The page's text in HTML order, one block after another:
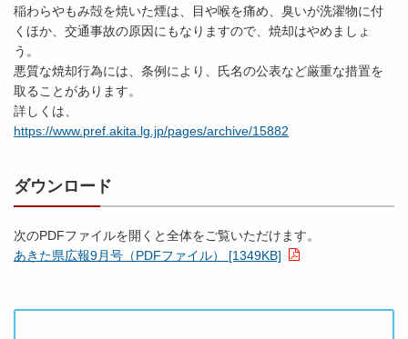
稲わらやもみ殻を焼いた煙は、目や喉を痛め、臭いが洗濯物に付
くほか、交通事故の原因にもなりますので、焼却はやめましょ
う。
悪質な焼却行為には、条例により、氏名の公表など厳重な措置を
取ることがあります。
詳しくは、
https://www.pref.akita.lg.jp/pages/archive/15882
ダウンロード
次のPDFファイルを開くと全体をご覧いただけます。
あきた県広報9月号（PDFファイル） [1349KB]